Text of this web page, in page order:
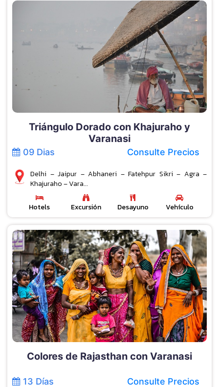
Triángulo Dorado con Khajuraho y
Varanasi
09 Dias Consulte Precios
Delhi – Jaipur – Abhaneri – Fatehpur Sikri – Agra –
Khajuraho – Vara...
Hotels Excursión Desayuno Vehículo
Colores de Rajasthan con Varanasi
13 Días Consulte Precios